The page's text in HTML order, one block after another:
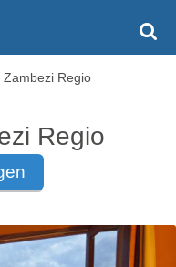
Zambezi Regio
Regio